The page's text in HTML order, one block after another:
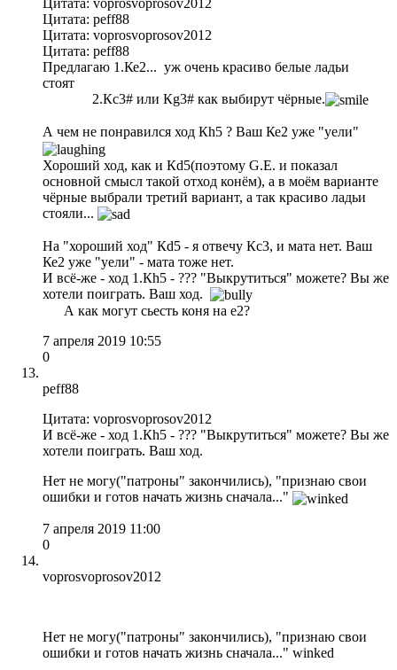
Цитата: voprosvoprosov2012
Цитата: peff88
Цитата: voprosvoprosov2012
Цитата: peff88
Предлагаю 1.Ке2... уж очень красиво белые ладьи
стоят
2.Кс3# или Кg3# как выбирут чёрные.
А чем не понравился ход Кh5 ? Ваш Ке2 уже "уели"
Хороший ход, как и Кd5(поэтому G.E. и показал
основной смысл такой отход конём), а в моём варианте
чёрные выбрали третий вариант, а так красиво ладьи
стояли...
На "хороший ход" Кd5 - я отвечу Кс3, и мата нет. Ваш
Ке2 уже "уели" - мата тоже нет.
И всё-же - ход 1.Кh5 - ??? "Выкрутиться" можете? Вы же
хотели поиграть. Ваш ход.
А как могут сьесть коня на е2?
7 апреля 2019 10:55
0
peff88
Цитата: voprosvoprosov2012
И всё-же - ход 1.Кh5 - ??? "Выкрутиться" можете? Вы же
хотели поиграть. Ваш ход.
Нет не могу("патроны" закончились), "признаю свои
ошибки и готов начать жизнь сначала..."
7 апреля 2019 11:00
0
voprosvoprosov2012
Нет не могу("патроны" закончились), "признаю свои
ошибки и готов начать жизнь сначала..." winked